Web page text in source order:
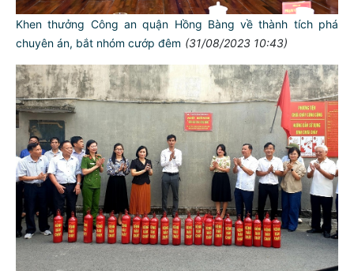
Khen thưởng Công an quận Hồng Bàng về thành tích phá
chuyên án, bắt nhóm cướp đêm (31/08/2023 10:43)